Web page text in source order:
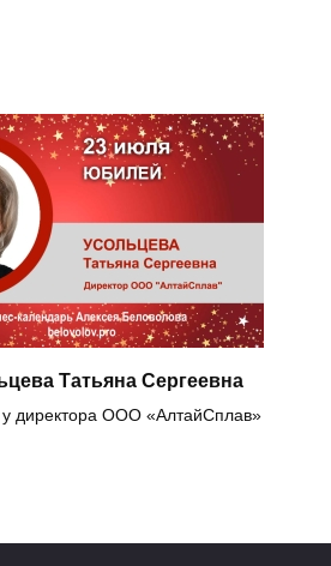
Татьяна Сергеевна
директора ООО «АлтайСплав»